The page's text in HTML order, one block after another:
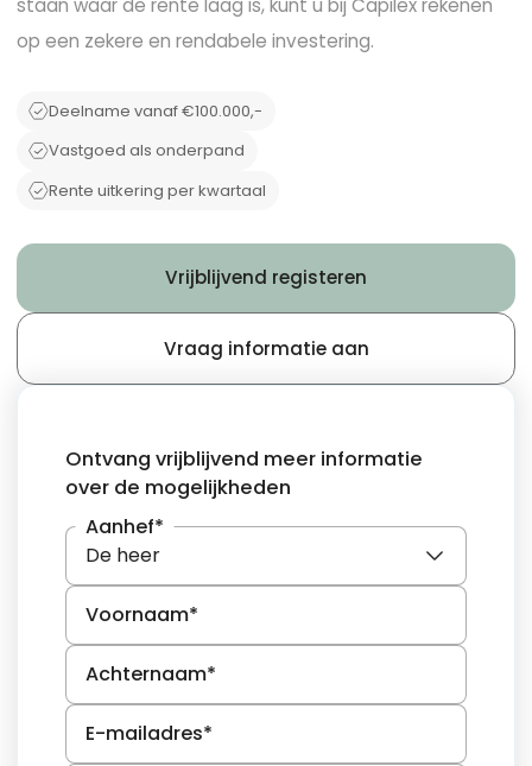
op een zekere en rendabele investering.
Deelname vanaf €100.000,-
Vastgoed als onderpand
Rente uitkering per kwartaal
Vrijblijvend registeren
Vraag informatie aan
Ontvang vrijblijvend meer informatie
over de mogelijkheden